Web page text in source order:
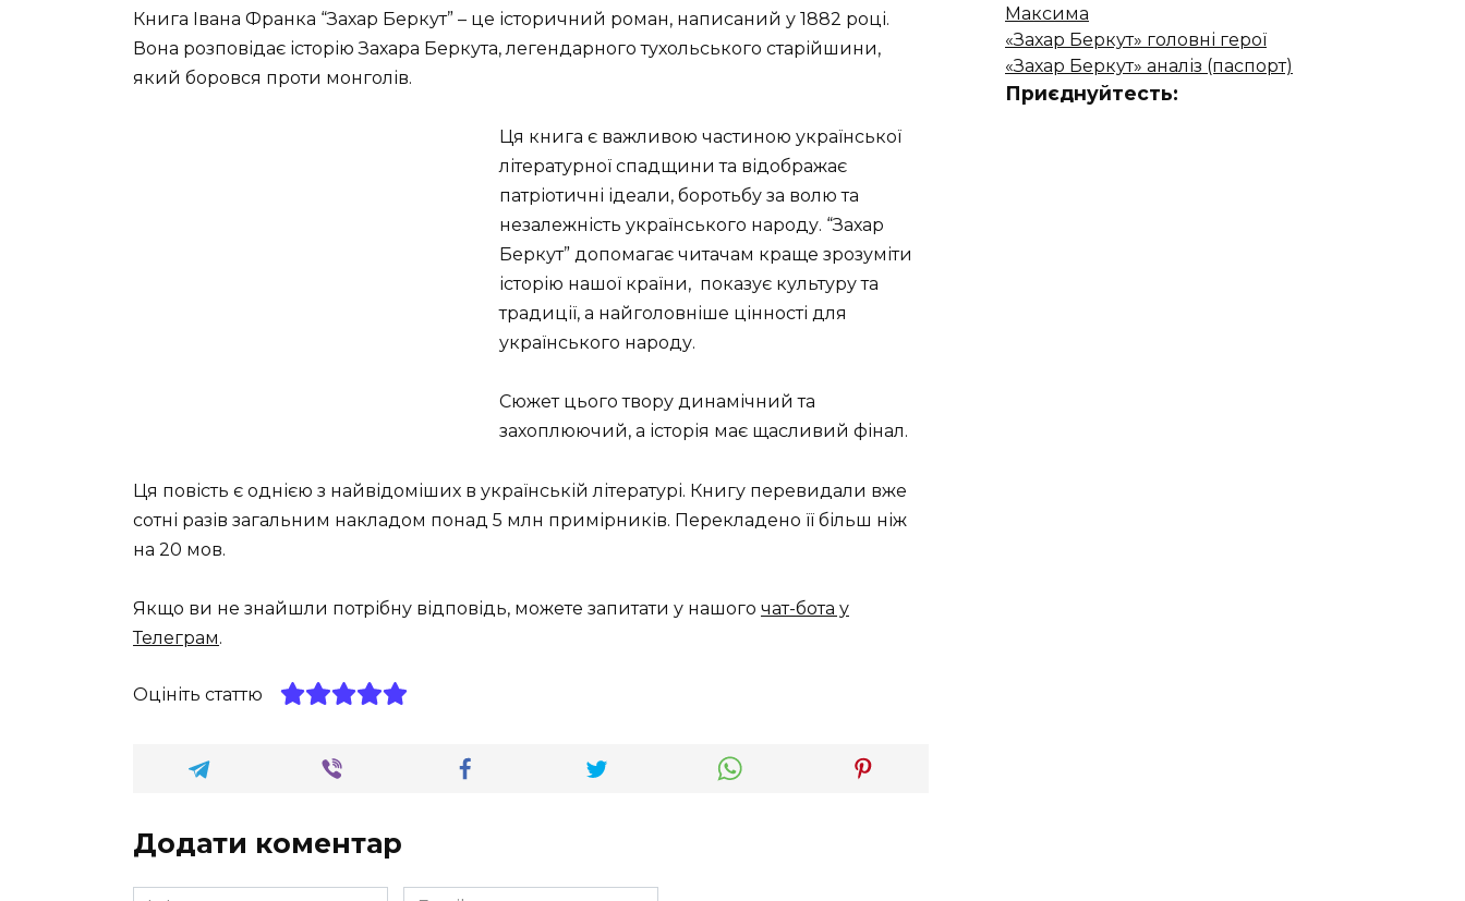
Книга Івана Франка “Захар Беркут” – це історичний роман, написаний у 1882 році.
Вона розповідає історію Захара Беркута, легендарного тухольського старійшини,
який боровся проти монголів.
Ця книга є важливою частиною української
літературної спадщини та відображає
патріотичні ідеали, боротьбу за волю та
незалежність українського народу. “Захар
Беркут” допомагає читачам краще зрозуміти
історію нашої країни, показує культуру та
традиції, а найголовніше цінності для
українського народу.
Сюжет цього твору динамічний та
захоплюючий, а історія має щасливий фінал.
Ця повість є однією з найвідоміших в українській літературі. Книгу перевидали вже
сотні разів загальним накладом понад 5 млн примірників. Перекладено її більш ніж
на 20 мов.
Якщо ви не знайшли потрібну відповідь, можете запитати у нашого чат-бота у
Телеграм.
Оцініть статтю
Додати коментар
Максима
«Захар Беркут» головні герої
«Захар Беркут» аналіз (паспорт)
Приєднуйтесть: